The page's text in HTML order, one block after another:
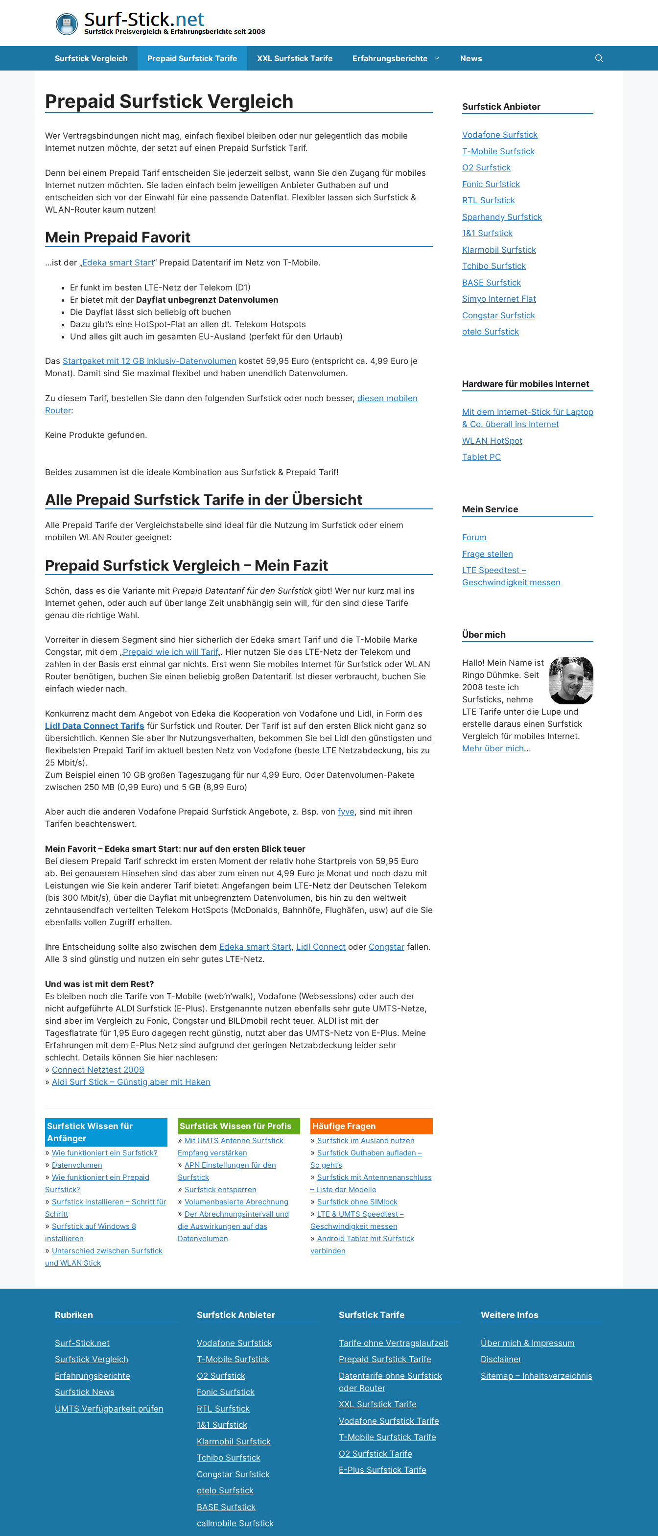
Surfstick Vergleich Prepaid Surfstick Tarife XXL Surfstick Tarife Erfahrungsberichte News
Prepaid Surfstick Vergleich
Wer Vertragsbindungen nicht mag, einfach flexibel bleiben oder nur gelegentlich das mobile
Internet nutzen möchte, der setzt auf einen Prepaid Surfstick Tarif.
Denn bei einem Prepaid Tarif entscheiden Sie jederzeit selbst, wann Sie den Zugang für mobiles
Internet nutzen möchten. Sie laden einfach beim jeweiligen Anbieter Guthaben auf und
entscheiden sich vor der Einwahl für eine passende Datenflat. Flexibler lassen sich Surfstick &
WLAN-Router kaum nutzen!
Mein Prepaid Favorit
…ist der „Edeka smart Start“ Prepaid Datentarif im Netz von T-Mobile.
Er funkt im besten LTE-Netz der Telekom (D1)
Er bietet mit der Dayflat unbegrenzt Datenvolumen
Die Dayflat lässt sich beliebig oft buchen
Dazu gibt’s eine HotSpot-Flat an allen dt. Telekom Hotspots
Und alles gilt auch im gesamten EU-Ausland (perfekt für den Urlaub)
Das Startpaket mit 12 GB Inklusiv-Datenvolumen kostet 59,95 Euro (entspricht ca. 4,99 Euro je
Monat). Damit sind Sie maximal flexibel und haben unendlich Datenvolumen.
Zu diesem Tarif, bestellen Sie dann den folgenden Surfstick oder noch besser, diesen mobilen
Router:
Keine Produkte gefunden.
Beides zusammen ist die ideale Kombination aus Surfstick & Prepaid Tarif!
Alle Prepaid Surfstick Tarife in der Übersicht
Alle Prepaid Tarife der Vergleichstabelle sind ideal für die Nutzung im Surfstick oder einem
mobilen WLAN Router geeignet:
Prepaid Surfstick Vergleich – Mein Fazit
Schön, dass es die Variante mit Prepaid Datentarif für den Surfstick gibt! Wer nur kurz mal ins
Internet gehen, oder auch auf über lange Zeit unabhängig sein will, für den sind diese Tarife
genau die richtige Wahl.
Vorreiter in diesem Segment sind hier sicherlich der Edeka smart Tarif und die T-Mobile Marke
Congstar, mit dem „Prepaid wie ich will Tarif„. Hier nutzen Sie das LTE-Netz der Telekom und
zahlen in der Basis erst einmal gar nichts. Erst wenn Sie mobiles Internet für Surfstick oder WLAN
Router benötigen, buchen Sie einen beliebig großen Datentarif. Ist dieser verbraucht, buchen Sie
einfach wieder nach.
Konkurrenz macht dem Angebot von Edeka die Kooperation von Vodafone und Lidl, in Form des
Lidl Data Connect Tarifs für Surfstick und Router. Der Tarif ist auf den ersten Blick nicht ganz so
übersichtlich. Kennen Sie aber Ihr Nutzungsverhalten, bekommen Sie bei Lidl den günstigsten und
flexibelsten Prepaid Tarif im aktuell besten Netz von Vodafone (beste LTE Netzabdeckung, bis zu
25 Mbit/s).
Zum Beispiel einen 10 GB großen Tageszugang für nur 4,99 Euro. Oder Datenvolumen-Pakete
zwischen 250 MB (0,99 Euro) und 5 GB (8,99 Euro)
Aber auch die anderen Vodafone Prepaid Surfstick Angebote, z. Bsp. von fyve, sind mit ihren
Tarifen beachtenswert.
Mein Favorit – Edeka smart Start: nur auf den ersten Blick teuer
Bei diesem Prepaid Tarif schreckt im ersten Moment der relativ hohe Startpreis von 59,95 Euro
ab. Bei genauerem Hinsehen sind das aber zum einen nur 4,99 Euro je Monat und noch dazu mit
Leistungen wie Sie kein anderer Tarif bietet: Angefangen beim LTE-Netz der Deutschen Telekom
(bis 300 Mbit/s), über die Dayflat mit unbegrenztem Datenvolumen, bis hin zu den weltweit
zehntausendfach verteilten Telekom HotSpots (McDonalds, Bahnhöfe, Flughäfen, usw) auf die Sie
ebenfalls vollen Zugriff erhalten.
Ihre Entscheidung sollte also zwischen dem Edeka smart Start, Lidl Connect oder Congstar fallen.
Alle 3 sind günstig und nutzen ein sehr gutes LTE-Netz.
Und was ist mit dem Rest?
Es bleiben noch die Tarife von T-Mobile (web’n’walk), Vodafone (Websessions) oder auch der
nicht aufgeführte ALDI Surfstick (E-Plus). Erstgenannte nutzen ebenfalls sehr gute UMTS-Netze,
sind aber im Vergleich zu Fonic, Congstar und BILDmobil recht teuer. ALDI ist mit der
Tagesflatrate für 1,95 Euro dagegen recht günstig, nutzt aber das UMTS-Netz von E-Plus. Meine
Erfahrungen mit dem E-Plus Netz sind aufgrund der geringen Netzabdeckung leider sehr
schlecht. Details können Sie hier nachlesen:
» Connect Netztest 2009
» Aldi Surf Stick – Günstig aber mit Haken
Surfstick Wissen für
Anfänger
» Wie funktioniert ein Surfstick?
» Datenvolumen
» Wie funktioniert ein Prepaid
Surfstick?
» Surfstick installieren – Schritt für
Schritt
» Surfstick auf Windows 8
installieren
» Unterschied zwischen Surfstick
und WLAN Stick
Surfstick Wissen für Profis
» Mit UMTS Antenne Surfstick
Empfang verstärken
» APN Einstellungen für den
Surfstick
» Surfstick entsperren
» Volumenbasierte Abrechnung
» Der Abrechnungsintervall und
die Auswirkungen auf das
Datenvolumen
Häufige Fragen
» Surfstick im Ausland nutzen
» Surfstick Guthaben aufladen –
So geht’s
» Surfstick mit Antennenanschluss
– Liste der Modelle
» Surfstick ohne SIMlock
» LTE & UMTS Speedtest –
Geschwindigkeit messen
» Android Tablet mit Surfstick
verbinden
Surfstick Anbieter
Vodafone Surfstick
T-Mobile Surfstick
O2 Surfstick
Fonic Surfstick
RTL Surfstick
Sparhandy Surfstick
1&1 Surfstick
Klarmobil Surfstick
Tchibo Surfstick
BASE Surfstick
Simyo Internet Flat
Congstar Surfstick
otelo Surfstick
Hardware für mobiles Internet
Mit dem Internet-Stick für Laptop
& Co. überall ins Internet
WLAN HotSpot
Tablet PC
Mein Service
Forum
Frage stellen
LTE Speedtest –
Geschwindigkeit messen
Über mich
Hallo! Mein Name ist
Ringo Dühmke. Seit
2008 teste ich
Surfsticks, nehme
LTE Tarife unter die Lupe und
erstelle daraus einen Surfstick
Vergleich für mobiles Internet.
Mehr über mich...
Rubriken
Surf-Stick.net
Surfstick Vergleich
Erfahrungsberichte
Surfstick News
UMTS Verfügbarkeit prüfen
Surfstick Anbieter
Vodafone Surfstick
T-Mobile Surfstick
O2 Surfstick
Fonic Surfstick
RTL Surfstick
1&1 Surfstick
Klarmobil Surfstick
Tchibo Surfstick
Congstar Surfstick
otelo Surfstick
BASE Surfstick
callmobile Surfstick
Surfstick Tarife
Tarife ohne Vertragslaufzeit
Prepaid Surfstick Tarife
Datentarife ohne Surfstick
oder Router
XXL Surfstick Tarife
Vodafone Surfstick Tarife
T-Mobile Surfstick Tarife
O2 Surfstick Tarife
E-Plus Surfstick Tarife
Weitere Infos
Über mich & Impressum
Disclaimer
Sitemap – Inhaltsverzeichnis